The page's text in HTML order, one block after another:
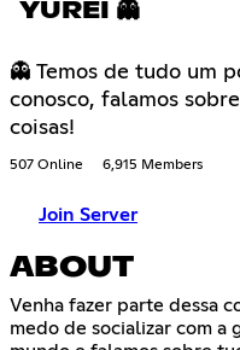
YUREI 👻
👻 Temos de tudo um
conosco, falamos
coisas!
507 Online 6,915 Members
Join Server
ABOUT
Venha fazer parte dessa
medo de socializar com a